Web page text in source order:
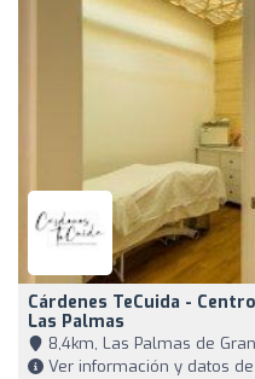
Cárdenes TeCuida -
Las Palmas
8,4km, Las Palmas de
Ver información y datos